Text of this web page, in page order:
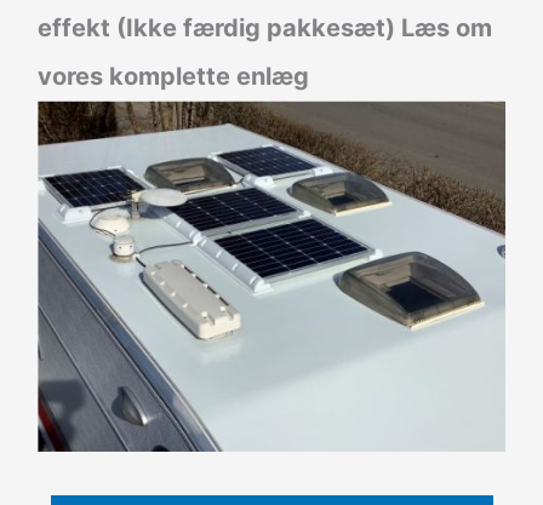
effekt (Ikke færdig pakkesæt) Læs om
vores komplette enlæg